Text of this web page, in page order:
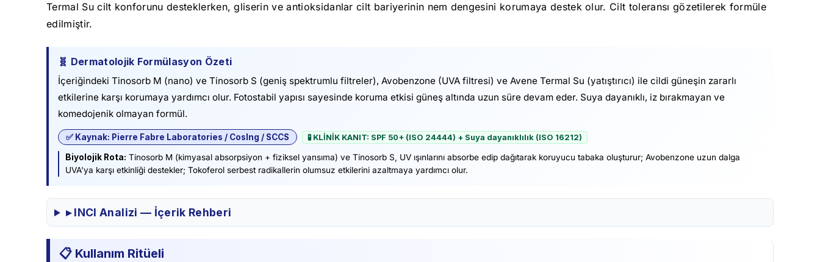
Termal Su cilt konforunu desteklerken, gliserin ve antioksidanlar cilt bariyerinin nem dengesini korumaya destek olur. Cilt toleransı gözetilerek formüle
edilmiştir.
🧬 Dermatolojik Formülasyon Özeti
İçeriğindeki Tinosorb M (nano) ve Tinosorb S (geniş spektrumlu filtreler), Avobenzone (UVA filtresi) ve Avene Termal Su (yatıştırıcı) ile cildi güneşin zararlı
etkilerine karşı korumaya yardımcı olur. Fotostabil yapısı sayesinde koruma etkisi güneş altında uzun süre devam eder. Suya dayanıklı, iz bırakmayan ve
komedojenik olmayan formül.
✅ Kaynak: Pierre Fabre Laboratories / CosIng / SCCS 🧪 KLİNİK KANIT: SPF 50+ (ISO 24444) + Suya dayanıklılık (ISO 16212)
Biyolojik Rota: Tinosorb M (kimyasal absorpsiyon + fiziksel yansıma) ve Tinosorb S, UV ışınlarını absorbe edip dağıtarak koruyucu tabaka oluşturur; Avobenzone uzun dalga
UVA'ya karşı etkinliği destekler; Tokoferol serbest radikallerin olumsuz etkilerini azaltmaya yardımcı olur.
▸ INCI Analizi — İçerik Rehberi
📋 Kullanım Ritüeli